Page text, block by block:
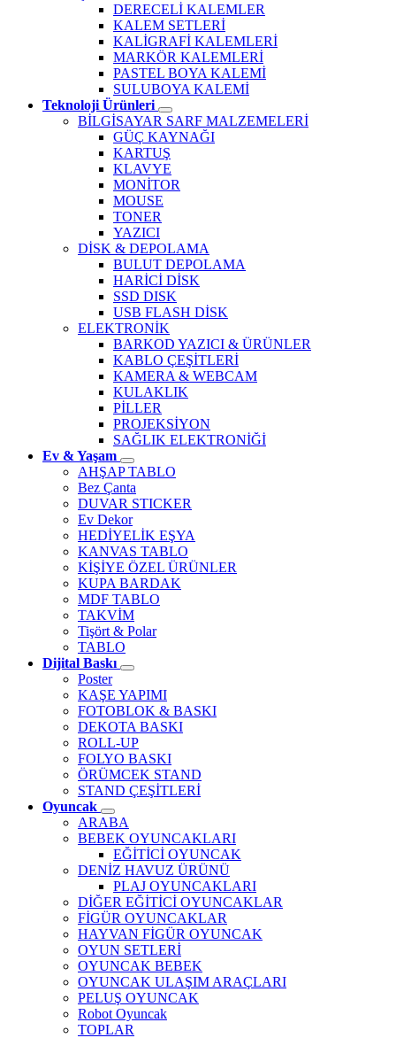
DERECELİ KALEMLER
KALEM SETLERİ
KALİGRAFİ KALEMLERİ
MARKÖR KALEMLERİ
PASTEL BOYA KALEMİ
SULUBOYA KALEMİ
Teknoloji Ürünleri
BİLGİSAYAR SARF MALZEMELERİ
GÜÇ KAYNAĞI
KARTUŞ
KLAVYE
MONİTOR
MOUSE
TONER
YAZICI
DİSK & DEPOLAMA
BULUT DEPOLAMA
HARİCİ DİSK
SSD DISK
USB FLASH DİSK
ELEKTRONİK
BARKOD YAZICI & ÜRÜNLER
KABLO ÇEŞİTLERİ
KAMERA & WEBCAM
KULAKLIK
PİLLER
PROJEKSİYON
SAĞLIK ELEKTRONİĞİ
Ev & Yaşam
AHŞAP TABLO
Bez Çanta
DUVAR STICKER
Ev Dekor
HEDİYELİK EŞYA
KANVAS TABLO
KİŞİYE ÖZEL ÜRÜNLER
KUPA BARDAK
MDF TABLO
TAKVİM
Tişört & Polar
TABLO
Dijital Baskı
Poster
KAŞE YAPIMI
FOTOBLOK & BASKI
DEKOTA BASKI
ROLL-UP
FOLYO BASKI
ÖRÜMCEK STAND
STAND ÇEŞİTLERİ
Oyuncak
ARABA
BEBEK OYUNCAKLARI
EĞİTİCİ OYUNCAK
DENİZ HAVUZ ÜRÜNÜ
PLAJ OYUNCAKLARI
DİĞER EĞİTİCİ OYUNCAKLAR
FİGÜR OYUNCAKLAR
HAYVAN FİGÜR OYUNCAK
OYUN SETLERİ
OYUNCAK BEBEK
OYUNCAK ULAŞIM ARAÇLARI
PELUŞ OYUNCAK
Robot Oyuncak
TOPLAR